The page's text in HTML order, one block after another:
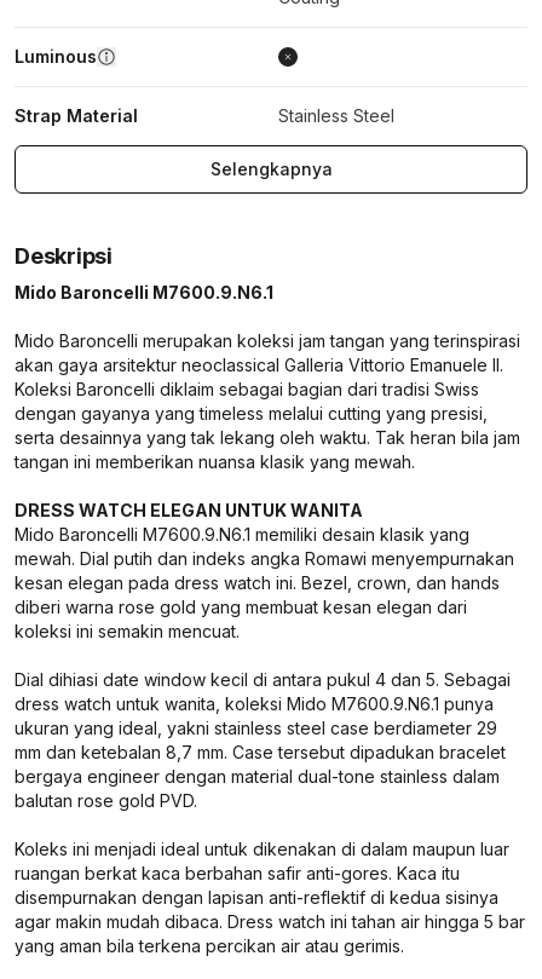
Luminous
Strap Material Stainless Steel
Selengkapnya
Deskripsi
Mido Baroncelli M7600.9.N6.1
Mido Baroncelli merupakan koleksi jam tangan yang terinspirasi
akan gaya arsitektur neoclassical Galleria Vittorio Emanuele II.
Koleksi Baroncelli diklaim sebagai bagian dari tradisi Swiss
dengan gayanya yang timeless melalui cutting yang presisi,
serta desainnya yang tak lekang oleh waktu. Tak heran bila jam
tangan ini memberikan nuansa klasik yang mewah.
DRESS WATCH ELEGAN UNTUK WANITA
Mido Baroncelli M7600.9.N6.1 memiliki desain klasik yang
mewah. Dial putih dan indeks angka Romawi menyempurnakan
kesan elegan pada dress watch ini. Bezel, crown, dan hands
diberi warna rose gold yang membuat kesan elegan dari
koleksi ini semakin mencuat.
Dial dihiasi date window kecil di antara pukul 4 dan 5. Sebagai
dress watch untuk wanita, koleksi Mido M7600.9.N6.1 punya
ukuran yang ideal, yakni stainless steel case berdiameter 29
mm dan ketebalan 8,7 mm. Case tersebut dipadukan bracelet
bergaya engineer dengan material dual-tone stainless dalam
balutan rose gold PVD.
Koleks ini menjadi ideal untuk dikenakan di dalam maupun luar
ruangan berkat kaca berbahan safir anti-gores. Kaca itu
disempurnakan dengan lapisan anti-reflektif di kedua sisinya
agar makin mudah dibaca. Dress watch ini tahan air hingga 5 bar
yang aman bila terkena percikan air atau gerimis.